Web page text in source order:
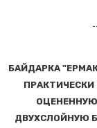
БАЙДАРКА
ДВУХСЛОЙНУЮ